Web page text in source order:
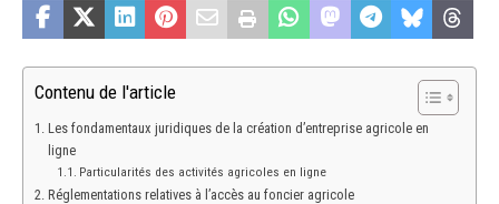
Contenu de l'article
Les fondamentaux juridiques de la création d’entreprise agricole en
ligne
Particularités des activités agricoles en ligne
Réglementations relatives à l’accès au foncier agricole